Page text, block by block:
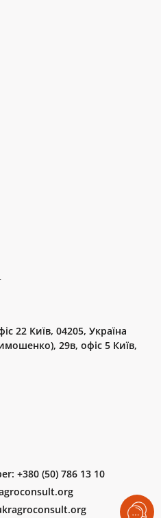
22 Київ, 04205, Україна
29в, офіс 5 Київ,
+380 (50) 786 13 10